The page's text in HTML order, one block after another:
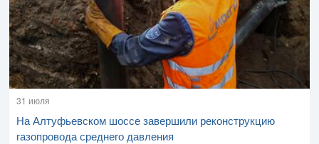
31 июля
На Алтуфьевском шоссе завершили реконструкцию
газопровода среднего давления